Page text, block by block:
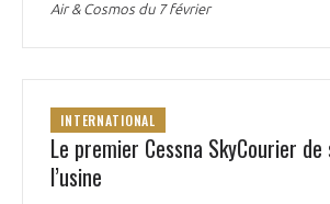
Air & Cosmos du 7 février
INTERNATIONAL
Le premier Cessna SkyCourier
l’usine